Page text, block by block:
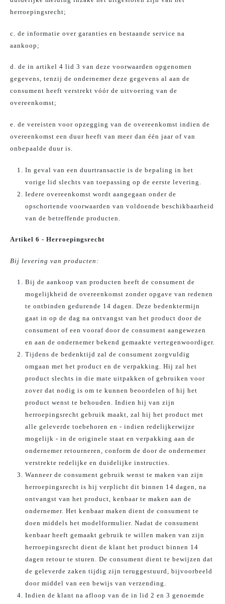
herroepingsrecht;
c. de informatie over garanties en bestaande service na
aankoop;
d. de in artikel 4 lid 3 van deze voorwaarden opgenomen
gegevens, tenzij de ondernemer deze gegevens al aan de
consument heeft verstrekt vóór de uitvoering van de
overeenkomst;
e. de vereisten voor opzegging van de overeenkomst indien de
overeenkomst een duur heeft van meer dan één jaar of van
onbepaalde duur is.
In geval van een duurtransactie is de bepaling in het
vorige lid slechts van toepassing op de eerste levering.
Iedere overeenkomst wordt aangegaan onder de
opschortende voorwaarden van voldoende beschikbaarheid
van de betreffende producten.
Artikel 6 - Herroepingsrecht
Bij levering van producten:
Bij de aankoop van producten heeft de consument de
mogelijkheid de overeenkomst zonder opgave van redenen
te ontbinden gedurende 14 dagen. Deze bedenktermijn
gaat in op de dag na ontvangst van het product door de
consument of een vooraf door de consument aangewezen
en aan de ondernemer bekend gemaakte vertegenwoordiger.
Tijdens de bedenktijd zal de consument zorgvuldig
omgaan met het product en de verpakking. Hij zal het
product slechts in die mate uitpakken of gebruiken voor
zover dat nodig is om te kunnen beoordelen of hij het
product wenst te behouden. Indien hij van zijn
herroepingsrecht gebruik maakt, zal hij het product met
alle geleverde toebehoren en - indien redelijkerwijze
mogelijk - in de originele staat en verpakking aan de
ondernemer retourneren, conform de door de ondernemer
verstrekte redelijke en duidelijke instructies.
Wanneer de consument gebruik wenst te maken van zijn
herroepingsrecht is hij verplicht dit binnen 14 dagen, na
ontvangst van het product, kenbaar te maken aan de
ondernemer. Het kenbaar maken dient de consument te
doen middels het modelformulier. Nadat de consument
kenbaar heeft gemaakt gebruik te willen maken van zijn
herroepingsrecht dient de klant het product binnen 14
dagen retour te sturen. De consument dient te bewijzen dat
de geleverde zaken tijdig zijn teruggestuurd, bijvoorbeeld
door middel van een bewijs van verzending.
Indien de klant na afloop van de in lid 2 en 3 genoemde